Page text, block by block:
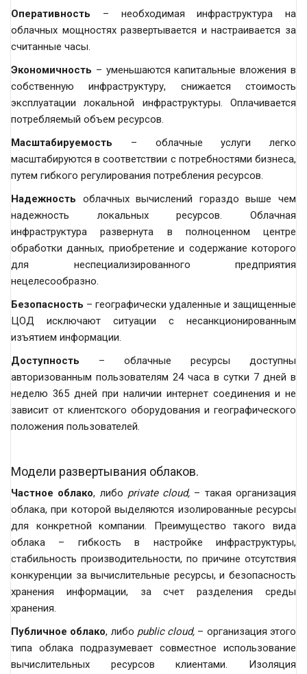
Оперативность – необходимая инфраструктура на
облачных мощностях развертывается и настраивается за
считанные часы.
Экономичность – уменьшаются капитальные вложения в
собственную инфраструктуру, снижается стоимость
эксплуатации локальной инфраструктуры. Оплачивается
потребляемый объем ресурсов.
Масштабируемость – облачные услуги легко
масштабируются в соответствии с потребностями бизнеса,
путем гибкого регулирования потребления ресурсов.
Надежность облачных вычислений гораздо выше чем
надежность локальных ресурсов. Облачная
инфраструктура развернута в полноценном центре
обработки данных, приобретение и содержание которого
для неспециализированного предприятия
нецелесообразно.
Безопасность – географически удаленные и защищенные
ЦОД исключают ситуации с несанкционированным
изъятием информации.
Доступность – облачные ресурсы доступны
авторизованным пользователям 24 часа в сутки 7 дней в
неделю 365 дней при наличии интернет соединения и не
зависит от клиентского оборудования и географического
положения пользователей.
Модели развертывания облаков.
Частное облако, либо private cloud, – такая организация
облака, при которой выделяются изолированные ресурсы
для конкретной компании. Преимущество такого вида
облака – гибкость в настройке инфраструктуры,
стабильность производительности, по причине отсутствия
конкуренции за вычислительные ресурсы, и безопасность
хранения информации, за счет разделения среды
хранения.
Публичное облако, либо public cloud, – организация этого
типа облака подразумевает совместное использование
вычислительных ресурсов клиентами. Изоляция